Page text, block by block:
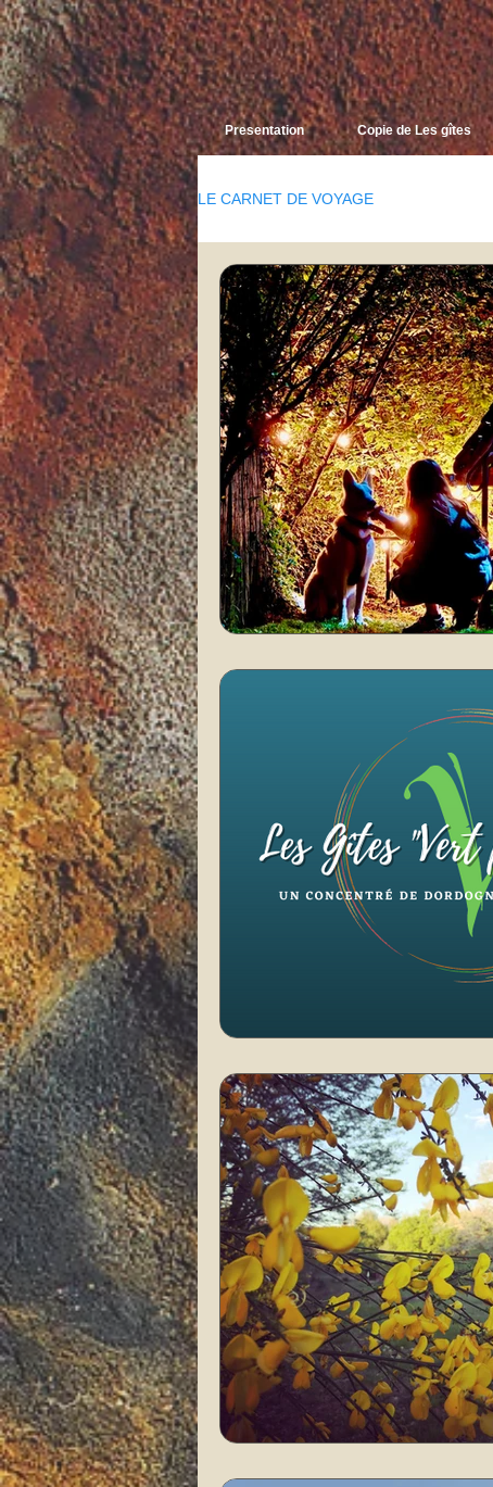
Presentation Copie de Les gîtes
LE CARNET DE VOYAGE